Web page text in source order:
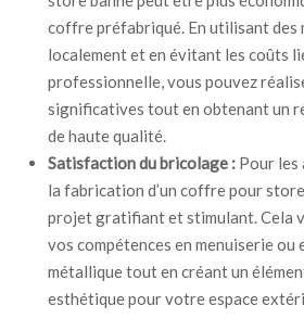
coffre préfabriqué. En utilisant des
localement et en évitant les coûts
professionnelle, vous pouvez
significatives tout en obtenant un
de haute qualité.
Satisfaction du bricolage : Pour les
la fabrication d’un coffre pour
projet gratifiant et stimulant. Cela
vos compétences en menuiserie ou
métallique tout en créant un
esthétique pour votre espace